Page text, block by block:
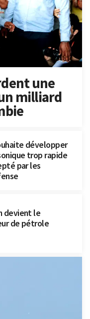
une
milliard
développer
trop rapide
par les
devient le
de pétrole